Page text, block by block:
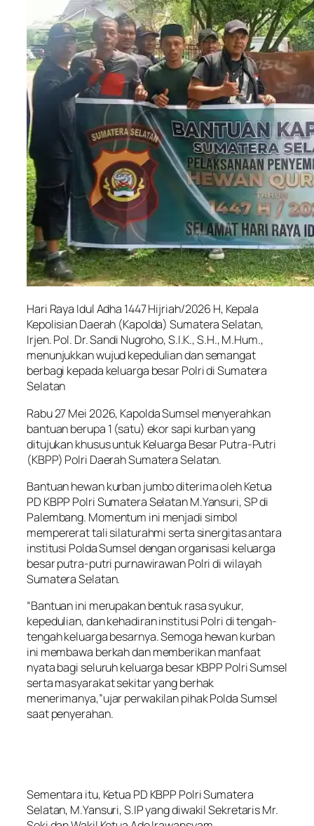
Hari Raya Idul Adha 1447 Hijriah/2026 H, Kepala
Kepolisian Daerah (Kapolda) Sumatera Selatan,
Irjen. Pol. Dr. Sandi Nugroho, S.I.K., S.H., M.Hum.,
menunjukkan wujud kepedulian dan semangat
berbagi kepada keluarga besar Polri di Sumatera
Selatan
Rabu 27 Mei 2026, Kapolda Sumsel menyerahkan
bantuan berupa 1 (satu) ekor sapi kurban yang
ditujukan khusus untuk Keluarga Besar Putra-Putri
(KBPP) Polri Daerah Sumatera Selatan.
Bantuan hewan kurban jumbo diterima oleh Ketua
PD KBPP Polri Sumatera Selatan M.Yansuri, SP di
Palembang. Momentum ini menjadi simbol
mempererat tali silaturahmi serta sinergitas antara
institusi Polda Sumsel dengan organisasi keluarga
besar putra-putri purnawirawan Polri di wilayah
Sumatera Selatan.
“Bantuan ini merupakan bentuk rasa syukur,
kepedulian, dan kehadiran institusi Polri di tengah-
tengah keluarga besarnya. Semoga hewan kurban
ini membawa berkah dan memberikan manfaat
nyata bagi seluruh keluarga besar KBPP Polri Sumsel
serta masyarakat sekitar yang berhak
menerimanya,”ujar perwakilan pihak Polda Sumsel
saat penyerahan.
Sementara itu, Ketua PD KBPP Polri Sumatera
Selatan, M.Yansuri, S.IP yang diwakil Sekretaris Mr.